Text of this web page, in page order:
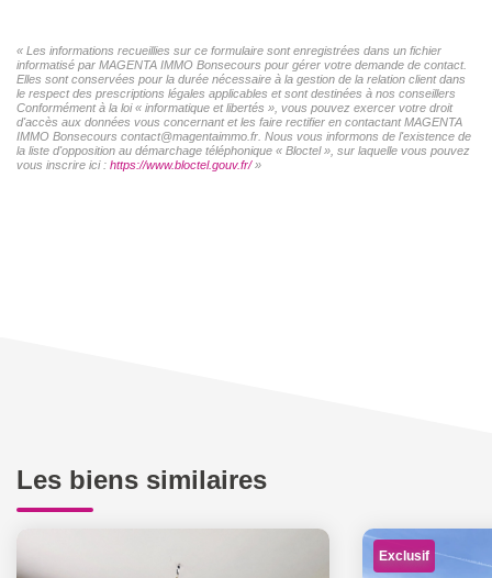
« Les informations recueillies sur ce formulaire sont enregistrées dans un fichier
informatisé par MAGENTA IMMO Bonsecours pour gérer votre demande de contact.
Elles sont conservées pour la durée nécessaire à la gestion de la relation client dans
le respect des prescriptions légales applicables et sont destinées à nos conseillers
Conformément à la loi « informatique et libertés », vous pouvez exercer votre droit
d'accès aux données vous concernant et les faire rectifier en contactant MAGENTA
IMMO Bonsecours contact@magentaimmo.fr. Nous vous informons de l'existence de
la liste d'opposition au démarchage téléphonique « Bloctel », sur laquelle vous pouvez
vous inscrire ici : https://www.bloctel.gouv.fr/»
Les biens similaires
Exclusif